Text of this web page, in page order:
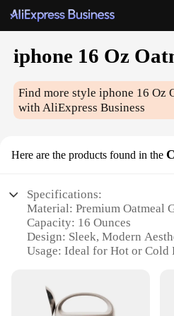
iphone 16 Oz
Find more styleiphone 16 Oz
with AliExpress Business
Here are the products found in the
Specifications:
Material: Premium Oatmeal
Capacity: 16 Ounces
Design: Sleek, Modern
Usage: Ideal for Hot or Cold
Features: